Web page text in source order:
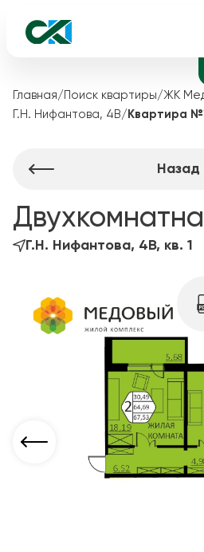
Главная/ Поиск квартиры/ЖК
Г.Н. Нифантова, 4В/ Квартира
Назад
Г.Н. Нифантова, 4В, кв. 1